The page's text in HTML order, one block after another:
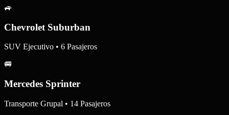
🚙
Chevrolet Suburban
SUV Ejecutivo • 6 Pasajeros
🚐
Mercedes Sprinter
Transporte Grupal • 14 Pasajeros